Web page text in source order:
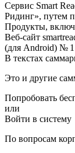
Сервис Smart
Ридинг», путем
Продукты,
Веб-сайт
(для Android) №
В текстах
Это и другие
Попробовать
или
Войти в систему
По вопросам